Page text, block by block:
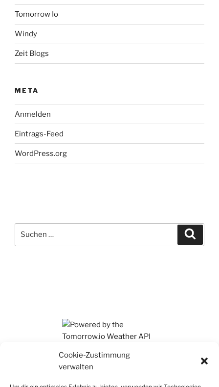
Cookie-Zustimmung
verwalten
Tomorrow Io
Windy
Zeit Blogs
META
Anmelden
Eintrags-Feed
WordPress.org
nach: